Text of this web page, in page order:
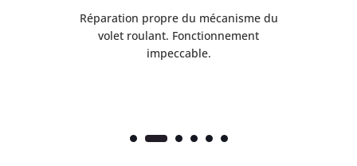
Réparation propre du mécanisme du
volet roulant. Fonctionnement
impeccable.